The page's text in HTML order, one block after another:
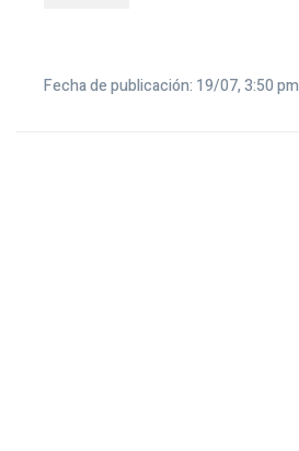
Fecha de publicación: 19/07, 3:50 pm